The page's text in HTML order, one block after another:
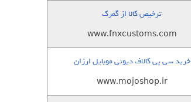
ترخیص کالا از گمرک
www.fnxcustoms.com
خرید سی پی کالاف دیوتی موبایل ارزان
www.mojoshop.ir